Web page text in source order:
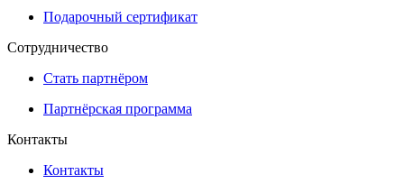
Подарочный сертификат
Сотрудничество
Стать партнёром
Партнёрская программа
Контакты
Контакты